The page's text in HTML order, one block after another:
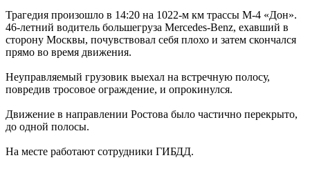
Трагедия произошло в 14:20 на 1022-м км трассы М-4 «Дон».
46-летний водитель большегруза Mercedes-Benz, ехавший в
сторону Москвы, почувствовал себя плохо и затем скончался
прямо во время движения.
Неуправляемый грузовик выехал на встречную полосу,
повредив тросовое ограждение, и опрокинулся.
Движение в направлении Ростова было частично перекрыто,
до одной полосы.
На месте работают сотрудники ГИБДД.